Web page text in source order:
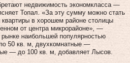
недвижимость экономкласса —
Топал. «За эту сумму можно стать
в хорошем районе столицы
от центра микрорайоне», —
наибольшей популярностью
50 кв. м, двухкомнатные —
— до 100 кв. м, добавляет Лысов.